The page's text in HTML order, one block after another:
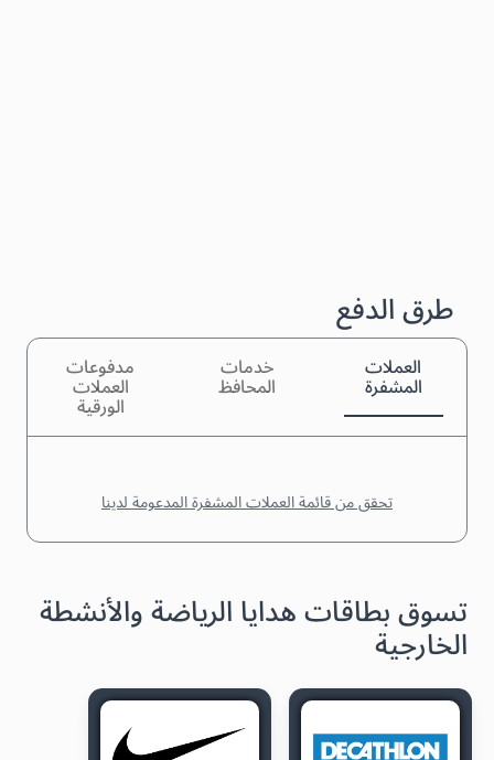
طرق الدفع
العملات
المشفرة
خدمات
المحافظ
مدفوعات
العملات
الورقية
تحقق من قائمة العملات المشفرة المدعومة لدينا
تسوق بطاقات هدايا الرياضة والأنشطة
الخارجية